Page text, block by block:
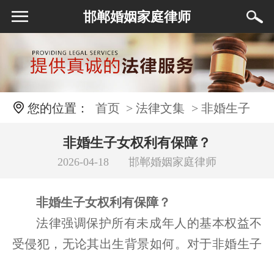
邯郸婚姻家庭律师
您的位置： 首页 > 法律文集 > 非婚生子
女权利有保障？非婚生子女权利有保障？
2026-04-18 邯郸婚姻家庭律师
非婚生子女权利有保障？
法律强调保护所有未成年人的基本权益不
受侵犯，无论其出生背景如何。对于非婚生子